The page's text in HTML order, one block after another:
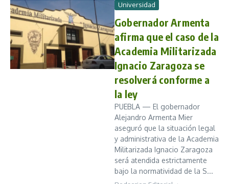
Universidad
Gobernador Armenta
afirma que el caso de la
Academia Militarizada
Ignacio Zaragoza se
resolverá conforme a
la ley
PUEBLA — El gobernador
Alejandro Armenta Mier
aseguró que la situación legal
y administrativa de la Academia
Militarizada Ignacio Zaragoza
será atendida estrictamente
bajo la normatividad de la S...